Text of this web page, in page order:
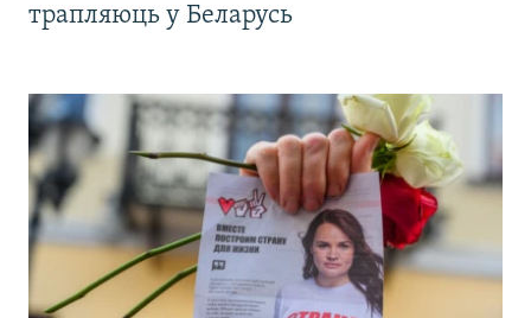
трапляюць у Беларусь